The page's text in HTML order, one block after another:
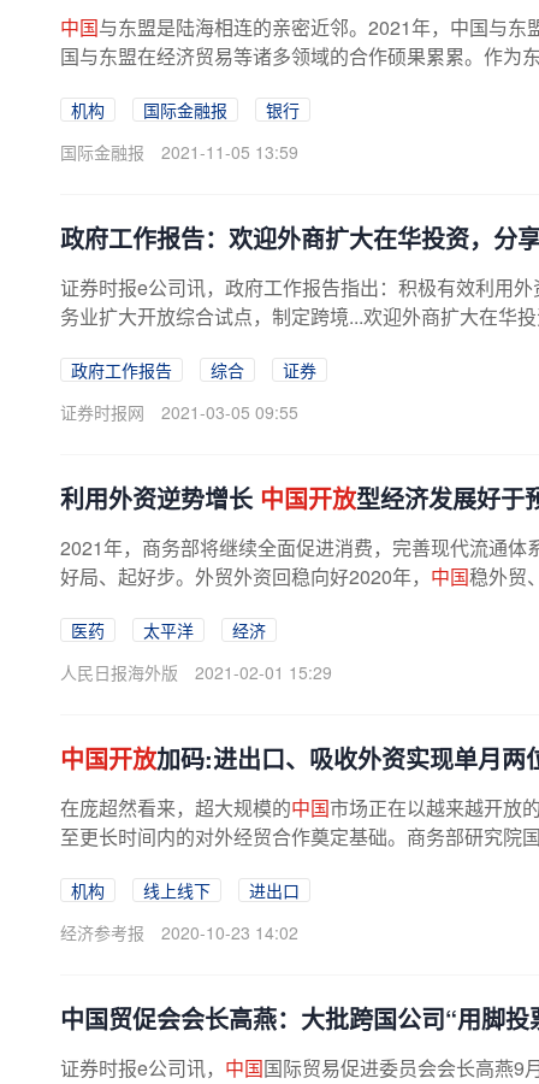
中国与东盟是陆海相连的亲密近邻。2021年，中国与
国与东盟在经济贸易等诸多领域的合作硕果累累。作为
机构 国际金融报
银行
国际金融报
2021-11-05 13:59
政府工作报告：欢迎外商扩大在华投资，分
证券时报e公司讯，政府工作报告指出：积极有效利用
务业扩大开放综合试点，制定跨境...欢迎外商扩大在华
政府工作报告 综合
证券
证券时报网
2021-03-05 09:55
利用外资逆势增长 中国开放型经济发展好于
2021年，商务部将继续全面促进消费，完善现代流通体
好局、起好步。外贸外资回稳向好2020年， 中国稳外贸
医药 太平洋
经济
人民日报海外版
2021-02-01 15:29
中国开放加码:进出口、吸收外资实现单月两
在庞超然看来，超大规模的中国市场正在以越来越开放
至更长时间内的对外经贸合作奠定基础。商务部研究院
机构 线上线下
进出口
经济参考报
2020-10-23 14:02
中国贸促会会长高燕：大批跨国公司“用脚投
证券时报e公司讯， 中国国际贸易促进委员会会长高燕9